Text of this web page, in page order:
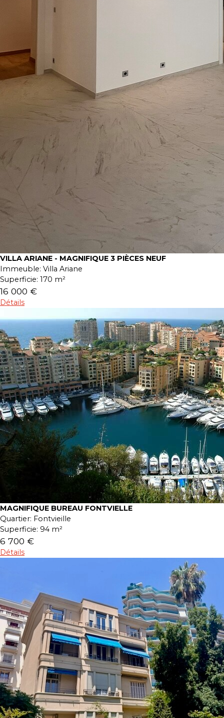
VILLA ARIANE - MAGNIFIQUE 3 PIÈCES NEUF
Immeuble: Villa Ariane
Superficie: 170 m²
16 000 €
Détails
MAGNIFIQUE BUREAU FONTVIELLE
Quartier: Fontvieille
Superficie: 94 m²
6 700 €
Détails